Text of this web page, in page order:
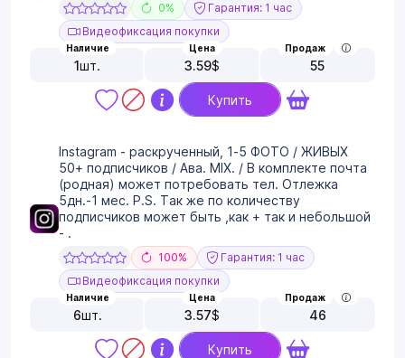
0%
Гарантия: 1 час
Видеофиксация покупки
Наличие
1шт.
Цена
3.59$
Продаж
55
Купить
Instagram - раскрученный, 1-5 ФОТО / ЖИВЫХ
50+ подписчиков / Ава. MIX. / В комплекте почта
(родная) может потребовать тел. Отлежка
5дн.-1 мес. P.S. Так же по количеству
подписчиков может быть ,как + так и небольшой
- .
100%
Гарантия: 1 час
Видеофиксация покупки
Наличие
6шт.
Цена
3.57$
Продаж
46
Купить